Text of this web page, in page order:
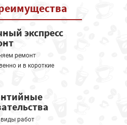
экспресс
ремонт
и в короткие
работ